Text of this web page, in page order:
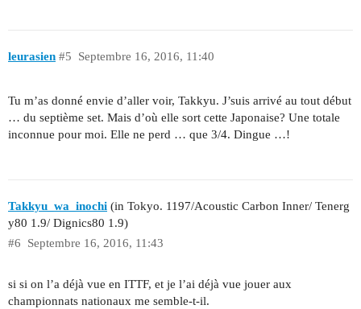
leurasien Septembre 16, 2016, 11:40
#5
Tu m’as donné envie d’aller voir, Takkyu. J’suis arrivé au tout début
… du septième set. Mais d’où elle sort cette Japonaise? Une totale
inconnue pour moi. Elle ne perd … que 3/4. Dingue …!
Takkyu_wa_inochi (in Tokyo. 1197/Acoustic Carbon Inner/ Tenerg
y80 1.9/ Dignics80 1.9)
Septembre 16, 2016, 11:43
#6
si si on l’a déjà vue en ITTF, et je l’ai déjà vue jouer aux
championnats nationaux me semble-t-il.